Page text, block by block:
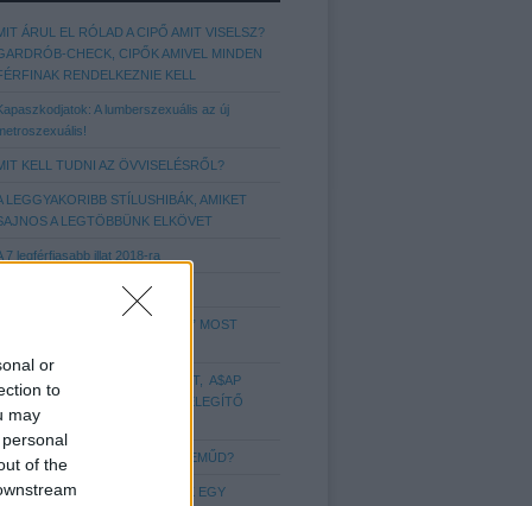
or
to
may
of the
ÁRUL EL RÓLAD A CIPŐ AMIT VISELSZ?
CHECK, CIPŐK AMIVEL MINDEN
RENDELKEZNIE KELL
A lumberszexuális az új
KELL TUDNI AZ ÖVVISELÉSRŐL?
LEGGYAKORIBB STÍLUSHIBÁK, AMIKET
A LEGTÖBBÜNK ELKÖVET
7 legférfiasabb illat 2018-ra
Még több hajstílus Nektek!
A LEGENDÁS „APU SPORTCIPŐ” MOST
VEDD KÉNYELMESRE A FIGURÁT, A$AP
ROCKY ÚJ SZINTRE EMELI A MELEGÍTŐ
MIT ÁRUL EL RÓLAD AZ ALSÓNEMŰD?
DOLOG, AMIT IMÁDNAK A NŐK EGY